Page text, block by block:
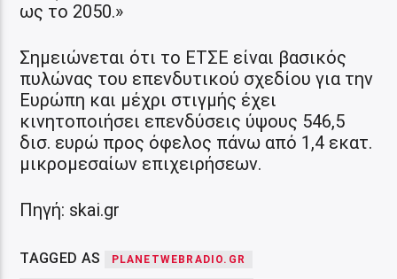
ως το 2050.»
Σημειώνεται ότι το ΕΤΣΕ είναι βασικός
πυλώνας του επενδυτικού σχεδίου για την
Ευρώπη και μέχρι στιγμής έχει
κινητοποιήσει επενδύσεις ύψους 546,5
δισ. ευρώ προς όφελος πάνω από 1,4 εκατ.
μικρομεσαίων επιχειρήσεων.
Πηγή: skai.gr
TAGGED AS PLANETWEBRADIO.GR